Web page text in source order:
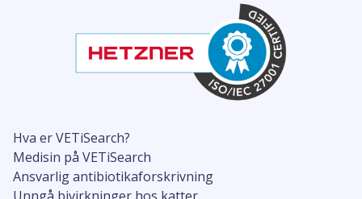
Hva er VETiSearch?
Medisin på VETiSearch
Ansvarlig antibiotikaforskrivning